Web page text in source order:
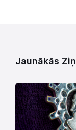
Jaunākās